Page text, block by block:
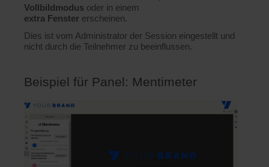
Vollbildmodus oder in einem
extra Fenster erscheinen.
Dies ist vom Administrator der Session eingestellt und
nicht durch die Teilnehmer zu beeinflussen.
Beispiel für Panel: Mentimeter